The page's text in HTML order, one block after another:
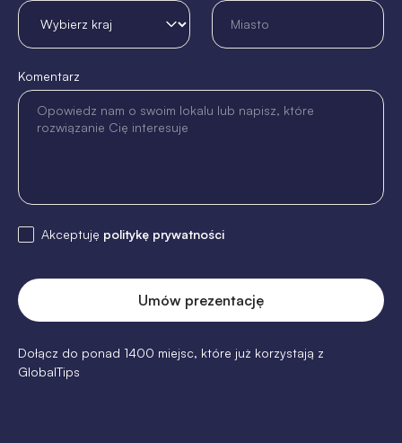
Komentarz
Akceptuję politykę prywatności
Dołącz do ponad 1400 miejsc, które już korzystają z
GlobalTips